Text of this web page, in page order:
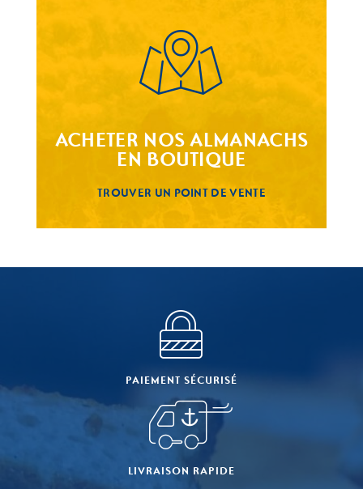
ACHETER NOS ALMANACHS
EN BOUTIQUE
TROUVER UN POINT DE VENTE
PAIEMENT SÉCURISÉ
LIVRAISON RAPIDE